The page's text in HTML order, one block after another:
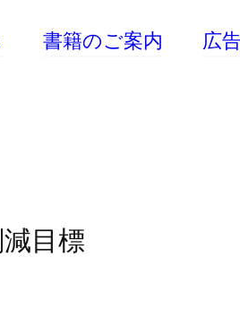
書籍のご案内 広
目標